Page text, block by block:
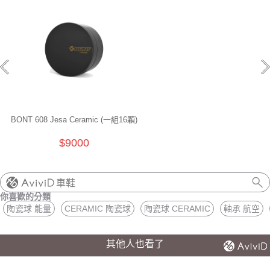
BONT 608 Jesa Ceramic (一組16顆)
$9000
車鞋
你喜歡的分類
陶瓷球 能量
CERAMIC 陶瓷球 陶瓷球 CERAMIC 軸承 航空
其他人也看了